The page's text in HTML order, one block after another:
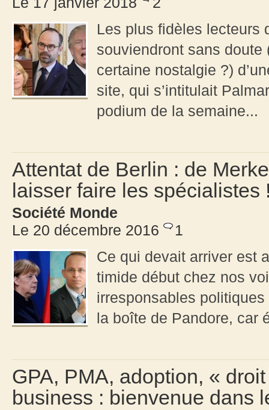
Les plus fidèles lecteurs
souviendront sans
certaine nostalgie ?)
site, qui s’intitulait
podium de la semaine...
Attentat de Berlin : de
laisser faire les spécialistes
Société Monde
Le 20 décembre 2016
1
Ce qui devait arriver est
timide début chez nos
irresponsables
la boîte de Pandore, car
GPA, PMA, adoption, «
business : bienvenue dans